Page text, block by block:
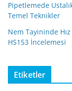
Pipetlemede
Temel Teknikler
Nem Tayininde
HS153 İncelemesi
Etiketler